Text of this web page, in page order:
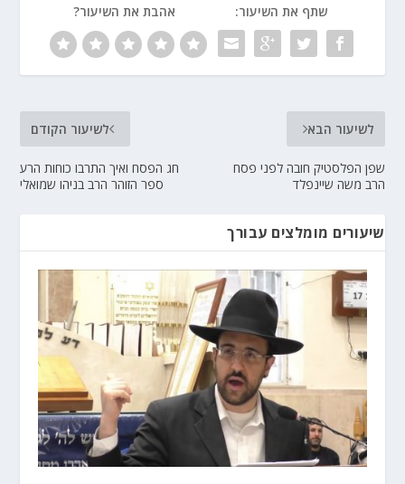
שתף את השיעור: אהבת את השיעור?
לשיעור הקודם
חג הפסח ואיך התרבו כוחות הרע
ספר הזוהר הרב בניהו שמואלי
לשיעור הבא
שפן הפלסטיק חובה לפני פסח
הרב משה שיינפלד
שיעורים מומלצים עבורך